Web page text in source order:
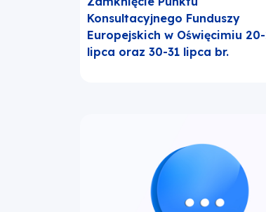
Konsultacyjnego Funduszy
Europejskich w Oświęcimiu
lipca oraz 30-31 lipca br.